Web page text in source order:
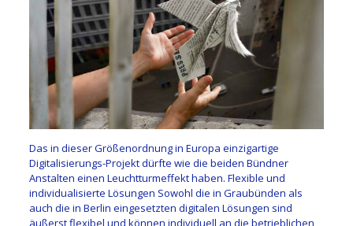
Das in dieser Größenordnung in Europa einzigartige
Digitalisierungs-Projekt dürfte wie die beiden Bündner
Anstalten einen Leuchtturmeffekt haben. Flexible und
individualisierte Lösungen Sowohl die in Graubünden als
auch die in Berlin eingesetzten digitalen Lösungen sind
äußerst flexibel und können individuell an die betrieblichen